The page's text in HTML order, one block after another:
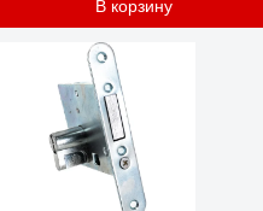
В корзину